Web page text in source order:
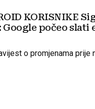
KORISNIKE
Google počeo slati
o promjenama prije